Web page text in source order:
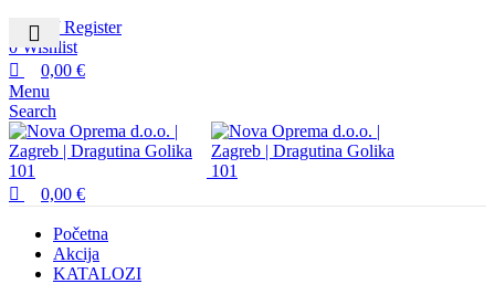
Login / Register
0 Wishlist
0,00 €
Menu
Search
0,00 €
Početna
Akcija
KATALOZI